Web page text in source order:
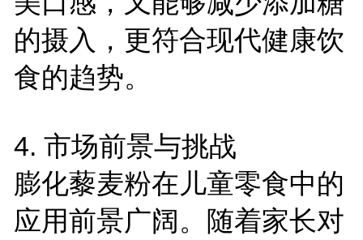
的摄入，更符合现代健康饮
食的趋势。
4. 市场前景与挑战
膨化藜麦粉在儿童零食中的
应用前景广阔。随着家长对